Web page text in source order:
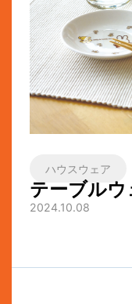
ハウスウェア
テーブルウ
2024.10.08